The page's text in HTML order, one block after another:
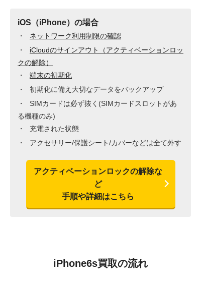
iOS（iPhone）の場合
ネットワーク利用制限の確認
iCloudのサインアウト（アクティベーションロッ
クの解除）
端末の初期化
初期化に備え大切なデータをバックアップ
SIMカードは必ず抜く(SIMカードスロットがあ
る機種のみ)
充電された状態
アクセサリー/保護シート/カバーなどは全て外す
アクティベーションロックの解除な
ど
手順や詳細はこちら
iPhone6s買取の流れ